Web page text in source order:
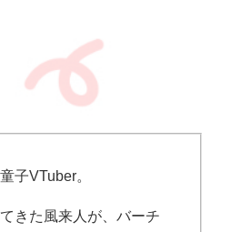
子VTuber。
きた風来人が、バーチ